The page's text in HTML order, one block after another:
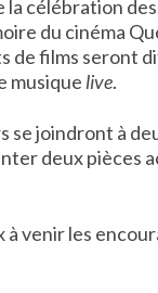
la célébration
du cinéma
de films seront
musique live.
se joindront à
deux pièces
à venir les